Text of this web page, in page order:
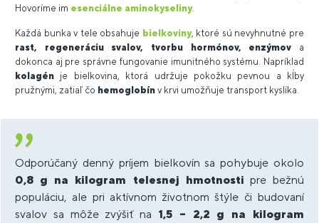
Hovoríme im esenciálne aminokyseliny.
Každá bunka v tele obsahuje bielkoviny, ktoré sú nevyhnutné pre
rast, regeneráciu svalov, tvorbu hormónov, enzýmov a
dokonca aj pre správne fungovanie imunitného systému. Napríklad
kolagén je bielkovina, ktorá udržuje pokožku pevnou a kĺby
pružnými, zatiaľ čo hemoglobín v krvi umožňuje transport kyslíka.
Odporúčaný denný príjem bielkovín sa pohybuje okolo
0,8 g na kilogram telesnej hmotnosti pre bežnú
populáciu, ale pri aktívnom životnom štýle či budovaní
svalov sa môže zvýšiť na 1,5 – 2,2 g na kilogram